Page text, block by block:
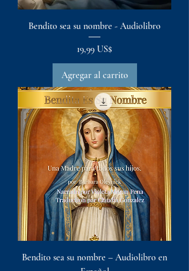
Bendito sea su nombre - Audiolibro
Precio
19,99 US$
Agregar al carrito
Bendito sea su nombre – Audiolibro en